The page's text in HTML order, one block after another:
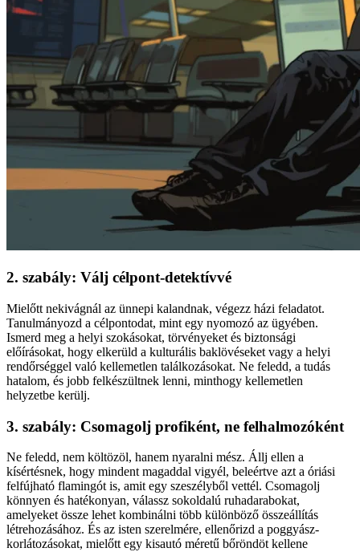
2. szabály: Válj célpont-detektívvé
Mielőtt nekivágnál az ünnepi kalandnak, végezz házi feladatot.
Tanulmányozd a célpontodat, mint egy nyomozó az ügyében.
Ismerd meg a helyi szokásokat, törvényeket és biztonsági
előírásokat, hogy elkerüld a kulturális baklövéseket vagy a helyi
rendőrséggel való kellemetlen találkozásokat. Ne feledd, a tudás
hatalom, és jobb felkészültnek lenni, minthogy kellemetlen
helyzetbe kerülj.
3. szabály: Csomagolj profiként, ne felhalmozóként
Ne feledd, nem költözöl, hanem nyaralni mész. Állj ellen a
kísértésnek, hogy mindent magaddal vigyél, beleértve azt a óriási
felfújható flamingót is, amit egy szeszélyből vettél. Csomagolj
könnyen és hatékonyan, válassz sokoldalú ruhadarabokat,
amelyeket össze lehet kombinálni több különböző összeállítás
létrehozásához. És az isten szerelmére, ellenőrizd a poggyász-
korlátozásokat, mielőtt egy kisautó méretű bőröndöt kellene